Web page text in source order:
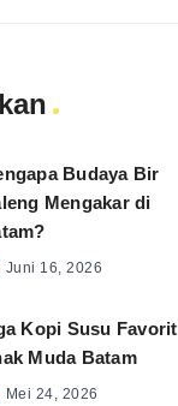
Budaya Bir
Mengakar di
Juni 16, 2026
Kopi Susu Favorit
Muda Batam
Mei 24, 2026